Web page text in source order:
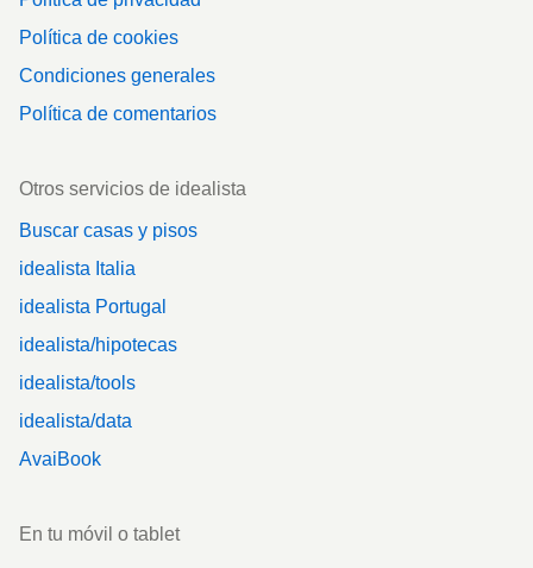
Política de cookies
Condiciones generales
Política de comentarios
Otros servicios de idealista
Buscar casas y pisos
idealista Italia
idealista Portugal
idealista/hipotecas
idealista/tools
idealista/data
AvaiBook
En tu móvil o tablet